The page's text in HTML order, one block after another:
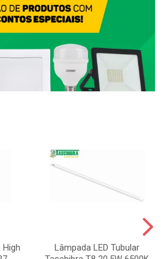
High
Lâmpada LED Tubular